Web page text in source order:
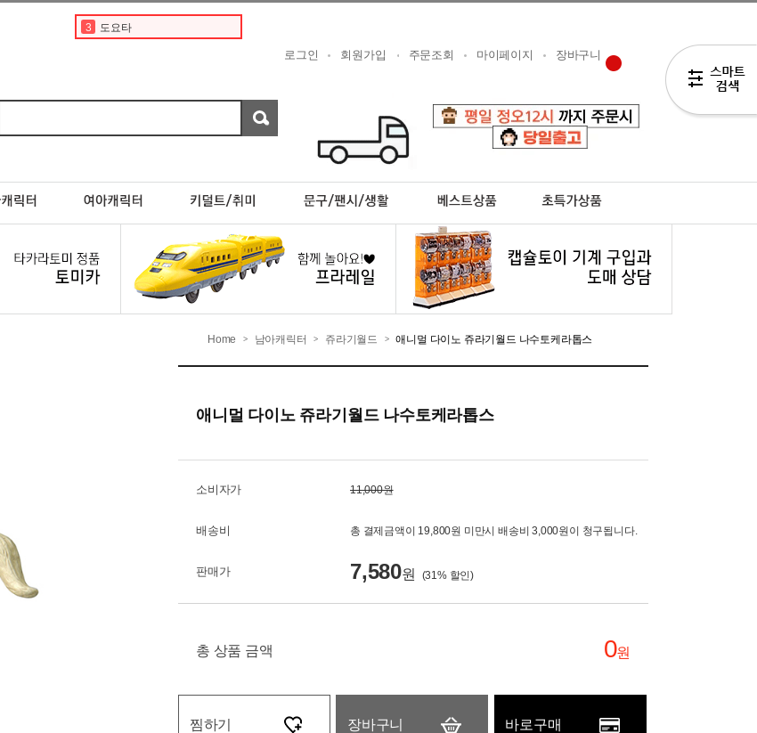
3 도요타
6 베이비버스
9 닛산
10 스바루
2 토미카경찰차
로그인 회원가입 주문조회 마이페이지 장바구니
Home > 남아캐릭터 > 쥬라기월드 > 애니멀 다이노 쥬라기월드 나수토케라톱스
애니멀 다이노 쥬라기월드 나수토케라톱스
소비자가 11,000원
배송비 총 결제금액이 19,800원 미만시 배송비 3,000원이 청구됩니다.
판매가 7,580원 (31% 할인)
총 상품 금액 0원
찜하기 장바구니 바로구매